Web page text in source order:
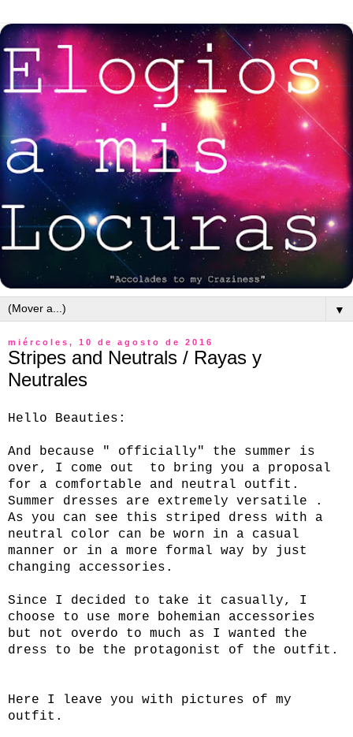
▼
miércoles, 10 de agosto de 2016
Stripes and Neutrals / Rayas y
Neutrales
Hello Beauties:
And because " officially" the summer is
over, I come out to bring you a proposal
for a comfortable and neutral outfit.
Summer dresses are extremely versatile .
As you can see this striped dress with a
neutral color can be worn in a casual
manner or in a more formal way by just
changing accessories.
Since I decided to take it casually, I
choose to use more bohemian accessories
but not overdo to much as I wanted the
dress to be the protagonist of the outfit.
Here I leave you with pictures of my
outfit.